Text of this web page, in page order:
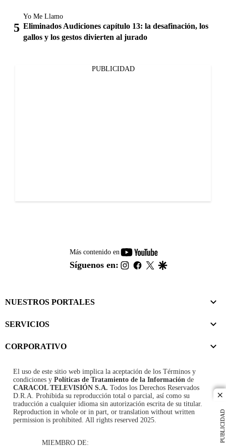
PUBLICIDAD
Yo Me Llamo
Eliminados Audiciones capítulo 13: la desafinación, los
gallos y los gestos divierten al jurado
PUBLICIDAD
Más contenido en
youtube-
footer
Síguenos en: instagram
facebook
twitter
NUESTROS PORTALES
SERVICIOS
CORPORATIVO
El uso de este sitio web implica la aceptación de los Términos y
condiciones y Políticas de Tratamiento de la Información de
CARACOL TELEVISIÓN S.A. Todos los Derechos Reservados
D.R.A. Prohibida su reproducción total o parcial, así como su
traducción a cualquier idioma sin autorización escrita de su titular.
Reproduction in whole or in part, or translation without written
permission is prohibited. All rights reserved 2025.
MIEMBRO DE: